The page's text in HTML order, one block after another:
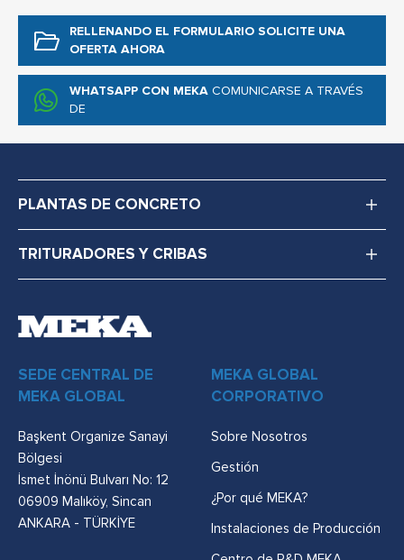
RELLENANDO EL FORMULARIO SOLICITE UNA
OFERTA AHORA
WHATSAPP CON MEKA COMUNICARSE A TRAVÉS
DE
PLANTAS DE CONCRETO
TRITURADORES Y CRIBAS
SEDE CENTRAL DE
MEKA GLOBAL
Başkent Organize Sanayi
Bölgesi
İsmet İnönü Bulvarı No: 12
06909 Malıköy, Sincan
ANKARA - TÜRKİYE
MEKA GLOBAL
CORPORATIVO
Sobre Nosotros
Gestión
¿Por qué MEKA?
Instalaciones de Producción